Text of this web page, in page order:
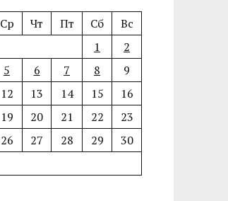
Ср Чт Пт Сб
Вс
1
2
5 6 7 8
9
12 13 14 15
16
19 20 21 22
23
26 27 28 29
30